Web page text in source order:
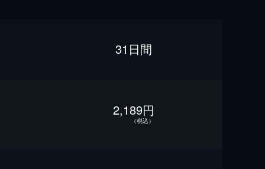
31日間
2,189円
（税込）